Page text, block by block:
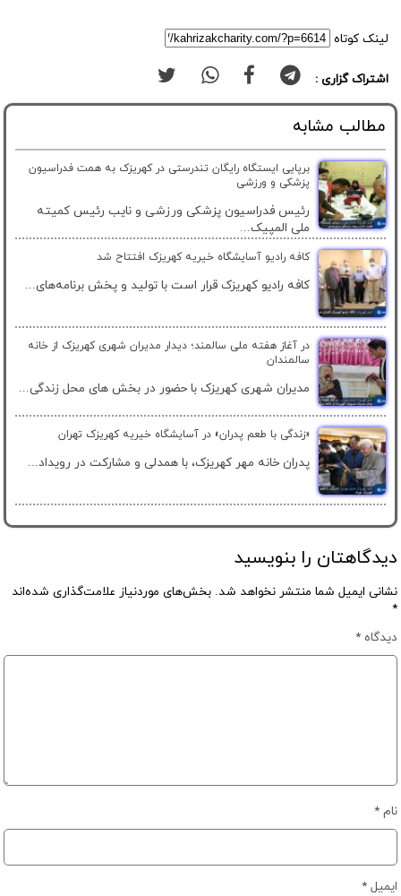
لینک کوتاه
اشتراک گزاری :
مطالب مشابه
برپایی ایستگاه رایگان تندرستی در کهریزک به همت فدراسیون
پزشکی و ورزشی
رئیس فدراسیون پزشکی ورزشی و نایب رئیس کمیته
ملی المپیک...
کافه رادیو آسایشگاه خیریه کهریزک افتتاح شد
کافه رادیو کهریزک قرار است با تولید و پخش برنامه‌های...
در آغاز هفته ملی سالمند؛ دیدار مدیران شهری کهریزک از خانه
سالمندان
مدیران شهری کهریزک با حضور در بخش های محل زندگی...
«زندگی با طعم پدران» در آسایشگاه خیریه کهریزک تهران
پدران خانه مهر کهریزک، با همدلی و مشارکت در رویداد...
دیدگاهتان را بنویسید
نشانی ایمیل شما منتشر نخواهد شد. بخش‌های موردنیاز علامت‌گذاری شده‌اند
*
دیدگاه*
نام*
ایمیل*